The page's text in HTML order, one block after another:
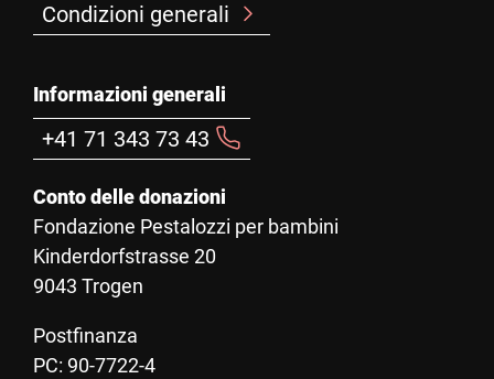
Condizioni generali
Informazioni generali
+41 71 343 73 43
Conto delle donazioni
Fondazione Pestalozzi per bambini
Kinderdorfstrasse 20
9043 Trogen
Postfinanza
PC: 90-7722-4